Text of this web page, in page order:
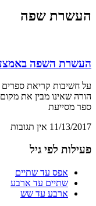
העשרת שפה
העשרת השפה
על חשיבות קריאת ספרים
הורה שאינו מבין את
ספר מסייעת
11/13/2017 אין תגובות
פעילות לפי גיל
אפס עד שתיים
שתיים עד ארבע
ארבע עד שש